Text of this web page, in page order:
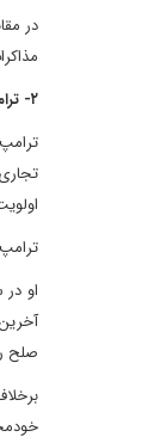
در
۲- ترامپ به دنبال میراث دیپلماتیک است، نه جنگی مثل جنگ عراق
صلح را